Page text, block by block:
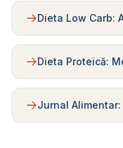
Dieta Low Carb:
Dieta Proteică:
Jurnal